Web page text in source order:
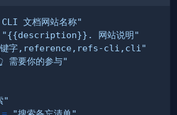
文档网站名称"
"{{description}}. 网站说明"
键字,reference,refs-cli,cli"
需要你的参与"
"